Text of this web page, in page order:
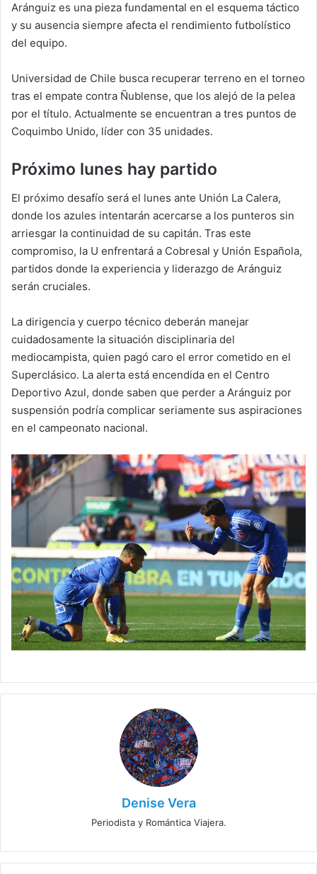
Aránguiz es una pieza fundamental en el esquema táctico
y su ausencia siempre afecta el rendimiento futbolístico
del equipo.
Universidad de Chile busca recuperar terreno en el torneo
tras el empate contra Ñublense, que los alejó de la pelea
por el título. Actualmente se encuentran a tres puntos de
Coquimbo Unido, líder con 35 unidades.
Próximo lunes hay partido
El próximo desafío será el lunes ante Unión La Calera,
donde los azules intentarán acercarse a los punteros sin
arriesgar la continuidad de su capitán. Tras este
compromiso, la U enfrentará a Cobresal y Unión Española,
partidos donde la experiencia y liderazgo de Aránguiz
serán cruciales.
La dirigencia y cuerpo técnico deberán manejar
cuidadosamente la situación disciplinaria del
mediocampista, quien pagó caro el error cometido en el
Superclásico. La alerta está encendida en el Centro
Deportivo Azul, donde saben que perder a Aránguiz por
suspensión podría complicar seriamente sus aspiraciones
en el campeonato nacional.
Denise Vera
Periodista y Romántica Viajera.